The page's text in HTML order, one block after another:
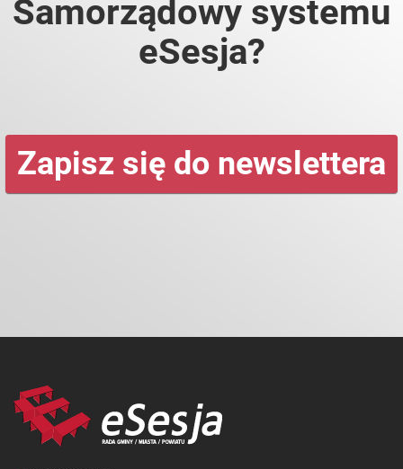
Samorządowy systemu
eSesja?
Zapisz się do newslettera